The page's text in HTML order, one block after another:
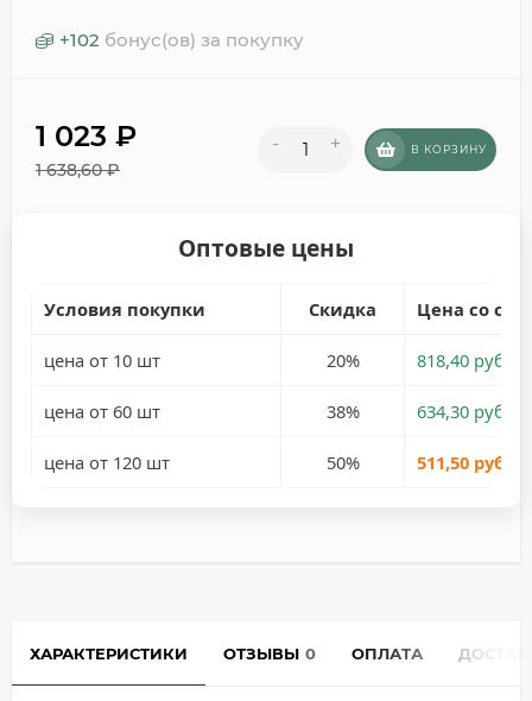
+102 бонус(ов) за покупку
1 023 ₽
1 638,60₽
- + В КОРЗИНУ
Оптовые цены
Условия покупки Скидка Цена со
цена от 10 шт 20% 818,40 руб.
цена от 60 шт 38% 634,30 руб.
цена от 120 шт 50% 511,50 руб.
ХАРАКТЕРИСТИКИ ОТЗЫВЫ 0 ОПЛАТА